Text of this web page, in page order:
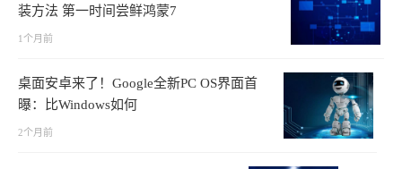
装方法 第一时间尝鲜鸿蒙7
1个月前
桌面安卓来了！Google全新PC OS界面首
曝：比Windows如何
2个月前